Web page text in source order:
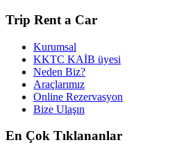
Trip Rent a Car
Kurumsal
KKTC KAİB üyesi
Neden Biz?
Araçlarımız
Online Rezervasyon
Bize Ulaşın
En Çok Tıklananlar